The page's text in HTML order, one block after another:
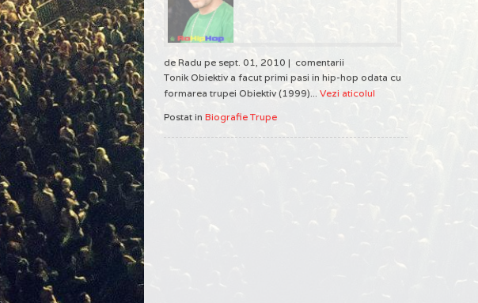
de Radu pe sept. 01, 2010 | comentarii
Tonik Obiektiv a facut primi pasi in hip-hop odata cu
formarea trupei Obiektiv (1999)... Vezi aticolul
Postat in Biografie Trupe